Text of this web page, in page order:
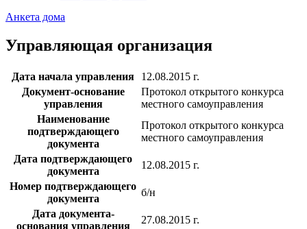
Анкета дома
Управляющая организация
Дата начала управления
12.08.2015 г.
Документ-основание
управления
Протокол открытого конкурса
местного самоуправления
Наименование
подтверждающего
документа
Протокол открытого конкурса
местного самоуправления
Дата подтверждающего
документа
12.08.2015 г.
Номер подтверждающего
документа
б/н
Дата документа-
основания управления
27.08.2015 г.